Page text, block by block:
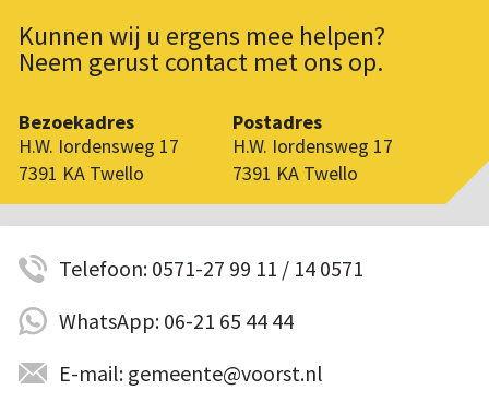
Kunnen wij u ergens mee helpen?
Neem gerust contact met ons op.
Bezoekadres
H.W. Iordensweg 17
7391 KA Twello
Postadres
H.W. Iordensweg 17
7391 KA Twello
Telefoon: 0571-27 99 11 / 14 0571
WhatsApp: 06-21 65 44 44
E-mail: gemeente@voorst.nl